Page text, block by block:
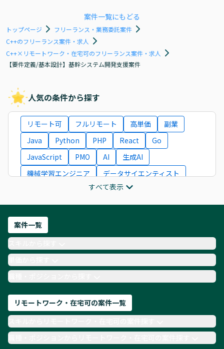
案件一覧にもどる
トップページ
フリーランス・業務委託案件
C++のフリーランス案件・求人
C++×リモートワーク・在宅可のフリーランス案件・求人
【要件定義/基本設計】基幹システム開発支援案件
人気の条件から探す
リモート可 フルリモート 高単価
副業
Java
Python PHP React
Go
JavaScript
PMO AI
生成AI
機械学習エンジニア
データサイエンティスト
ITコンサルタント
フロントエンドエンジニア
ネットワークエンジニア
AIエンジニア
Webデザイナー
月収100万円 業務委託
COBOL
Ruby
TypeScript
Laravel AWS
すべて表示
案件一覧
単価から探す
職種・ポジションから探す
リモートワーク・在宅可の案件一覧
職種・ポジションからリモートワーク・在宅可の案件探す